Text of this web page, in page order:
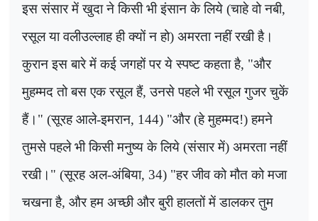
इस संसार में खुदा ने किसी भी इंसान के लिये (चाहे वो नबी,
रसूल या वलीउल्लाह ही क्यों न हो) अमरता नहीं रखी है।
कुरान इस बारे में कई जगहों पर ये स्पष्ट कहता है, "और
मुहम्मद तो बस एक रसूल हैं,उनसे पहले भी रसूल गुजर चुकें
हैं।" (सूरह आले-इमरान, 144) "और (हे मुहम्मद!) हमने
तुमसे पहले भी किसी मनुष्य के लिये (संसार में) अमरता नहीं
रखी।" (सूरह अल-अंबिया, 34) "हर जीव को मौत को मजा
चखना है, और हम अच्छी और बुरी हालतों में डालकर तुम